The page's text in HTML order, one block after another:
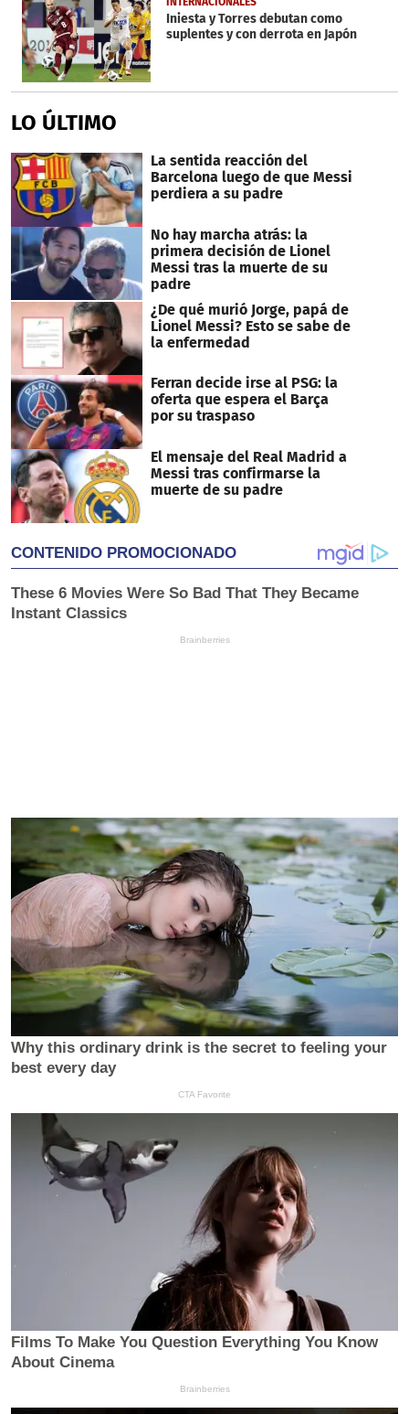
Iniesta y Torres debutan como
suplentes y con derrota en Japón
LO ÚLTIMO
La sentida reacción del
Barcelona luego de que Messi
perdiera a su padre
No hay marcha atrás: la
primera decisión de Lionel
Messi tras la muerte de su
padre
¿De qué murió Jorge, papá de
Lionel Messi? Esto se sabe de
la enfermedad
Ferran decide irse al PSG: la
oferta que espera el Barça
por su traspaso
El mensaje del Real Madrid a
Messi tras confirmarse la
muerte de su padre